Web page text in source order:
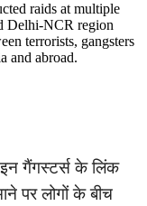
raids at multiple
Delhi-NCR region
terrorists, gangsters
and abroad.
गैंगस्टर्स के लिंक
पर लोगों के बीच